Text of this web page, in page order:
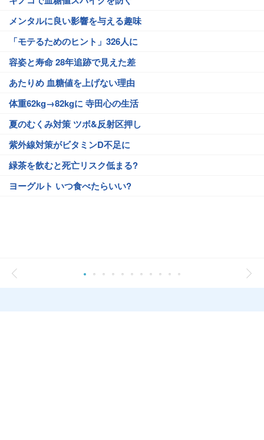
メンタルに良い影響を与える趣味
「モテるためのヒント」326人に
容姿と寿命 28年追跡で見えた差
あたりめ 血糖値を上げない理由
体重62kg→82kgに 寺田心の生活
夏のむくみ対策 ツボ&反射区押し
紫外線対策がビタミンD不足に
緑茶を飲むと死亡リスク低まる?
ヨーグルト いつ食べたらいい?